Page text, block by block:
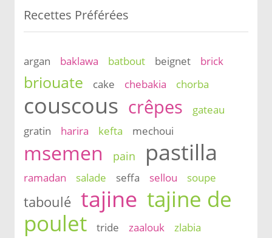
Recettes Préférées
argan baklawa batbout beignet brick
briouate cake chebakia chorba
couscous crêpes
gateau
gratin
harira kefta mechoui
msemen pain pastilla
ramadan salade seffa sellou soupe
taboulé tajine tajine de
poulet
tride zaalouk zlabia